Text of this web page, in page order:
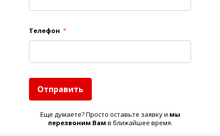
Телефон *
Отправить
Еще думаете? Просто оставьте заявку и мы
перезвоним Вам в ближайшее время.